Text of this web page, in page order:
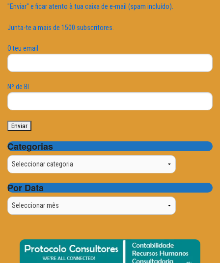
"Enviar" e ficar atento à tua caixa de e-mail (spam incluído).
Junta-te a mais de 1500 subscritores.
O teu email
Nº de BI
Categorias
Categorias
Por Data
Por
Data